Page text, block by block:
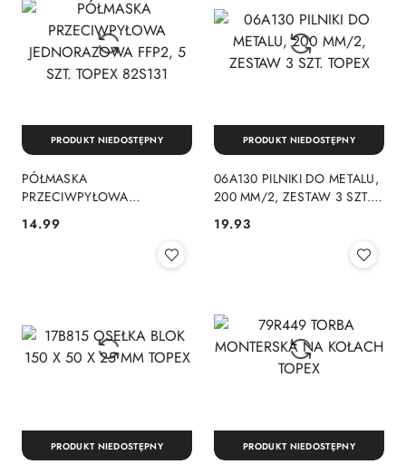
PÓŁMASKA
PRZECIWPYŁOWA
TOPEX 82S131
Cena:
14.99
PRODUKT NIEDOSTĘPNY
06A130 PILNIKI DO METALU,
200 MM/2, ZESTAW 3 SZT.
Cena:
19.93
PRODUKT NIEDOSTĘPNY
PRODUKT NIEDOSTĘPNY PRODUKT NIEDOSTĘPNY